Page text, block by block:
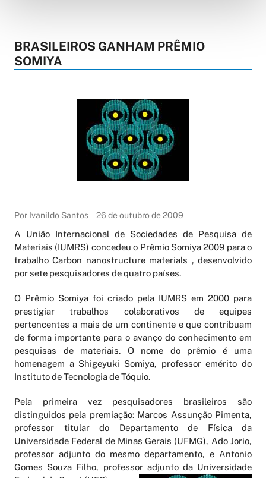
BRASILEIROS GANHAM PRÊMIO
SOMIYA
Por Ivanildo Santos 26 de outubro de 2009
A União Internacional de Sociedades de Pesquisa de
Materiais (IUMRS) concedeu o Prêmio Somiya 2009 para o
trabalho Carbon nanostructure materials , desenvolvido
por sete pesquisadores de quatro países.
O Prêmio Somiya foi criado pela IUMRS em 2000 para
prestigiar trabalhos colaborativos de equipes
pertencentes a mais de um continente e que contribuam
de forma importante para o avanço do conhecimento em
pesquisas de materiais. O nome do prêmio é uma
homenagem a Shigeyuki Somiya, professor emérito do
Instituto de Tecnologia de Tóquio.
Pela primeira vez pesquisadores brasileiros são
distinguidos pela premiação: Marcos Assunção Pimenta,
professor titular do Departamento de Física da
Universidade Federal de Minas Gerais (UFMG), Ado Jorio,
professor adjunto do mesmo departamento, e Antonio
Gomes Souza Filho, professor adjunto da Universidade